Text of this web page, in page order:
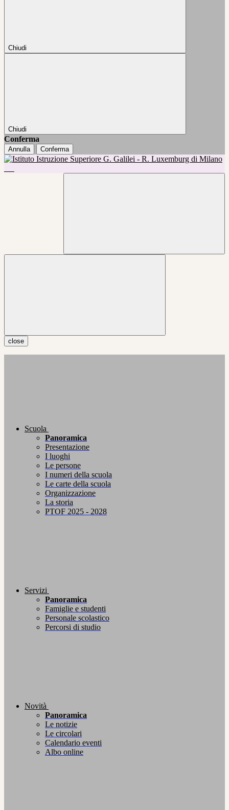
Chiudi
Chiudi
Conferma
Annulla Conferma
close
Scuola
Panoramica
Presentazione
I luoghi
Le persone
I numeri della scuola
Le carte della scuola
Organizzazione
La storia
PTOF 2025 - 2028
Servizi
Panoramica
Famiglie e studenti
Personale scolastico
Percorsi di studio
Novità
Panoramica
Le notizie
Le circolari
Calendario eventi
Albo online